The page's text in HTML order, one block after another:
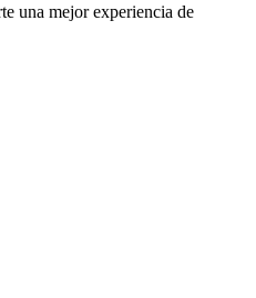
una mejor experiencia de